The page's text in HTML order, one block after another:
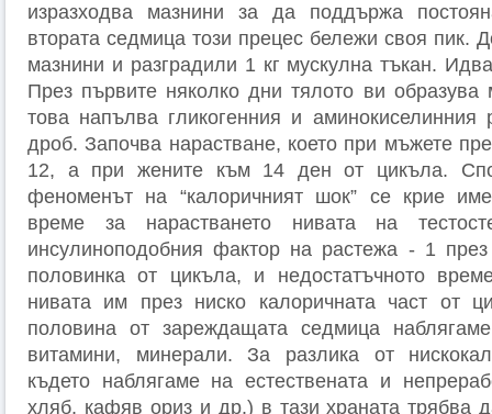
изразходва мазнини за да поддържа
втората седмица този прецес бележи своя пик.
мазнини и разградили 1 кг мускулна тъкан.
През първите няколко дни тялото ви образува
това напълва гликогенния и аминокиселинния
дроб. Започва нарастване, което при мъжете
12, а при жените към 14 ден от цикъла.
феноменът на “калоричният шок” се крие
време за нарастването нивата на
инсулиноподобния фактор на растежа - 1 през
половинка от цикъла, и недостатъчното
нивата им през ниско калоричната част от
половина от зареждащата седмица
витамини, минерали. За разлика от
където наблягаме на естествената и
хляб, кафяв ориз и др.) в тази храната трябва